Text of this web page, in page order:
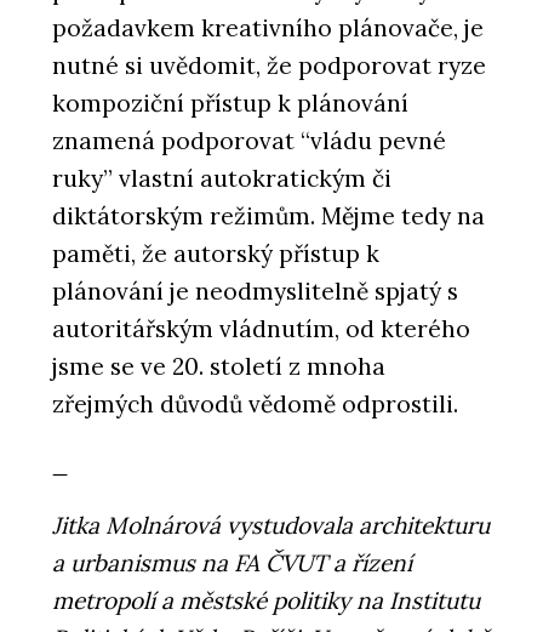
požadavkem kreativního plánovače, je
nutné si uvědomit, že podporovat ryze
kompoziční přístup k plánování
znamená podporovat “vládu pevné
ruky” vlastní autokratickým či
diktátorským režimům. Mějme tedy na
paměti, že autorský přístup k
plánování je neodmyslitelně spjatý s
autoritářským vládnutím, od kterého
jsme se ve 20. století z mnoha
zřejmých důvodů vědomě odprostili.
Jitka Molnárová vystudovala architekturu
a urbanismus na FA ČVUT a řízení
metropolí a městské politiky na Institutu